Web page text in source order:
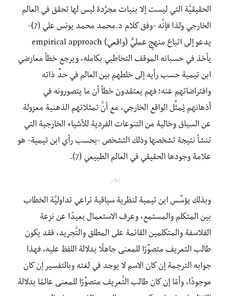
الحقيقيَّة التي ليست إلا بنيات مجرَّدة ليس لها تحقق في العالم
الخارجي ولذا فإنَّه -وفق كلام د.محمد محمد يونس علي (7)-
يدعو إلى اتباع منهجٍ عمليٍّ (واقعي) empirical approach
يأخذ في حسبانه الموقف التخاطبي بكامله، ويرجع خطأ معارضي
ابن تيمية حسب رأيه إلى خلطهم بين العالم في حدِّ ذاته
وافتراضاتهم عنه؛ فهم يعتقدون خطأ أن ما يتصورونه في
أذهانهم يُمثِّل الواقع الخارجي، مع أنَّ تمثلاتهم الذهنية معزولة
عن السياق وخالية من التنوعات الفردية للأشياء الخارجية التي
تنشأ نتيجة تشخصها وذلك التشخص -بحسب رأي ابن تيمية- هو
علامة وجودها الحقيقي في العالم الطبيعي (7).
إعلان
وبذلك يؤسِّس ابن تيمية لنظرية سياقية تراعي تداوليَّة الخطاب
بين المتكلم والمستمع، وعرف الاستعمال بعيدًا عن نزعة
الفلاسفة والمتكلمين القائمة على المطلق والتَّجريد، فقد يكون
طالب التعريف متصوِّرًا للمعنی جاهلًا بدلالة اللفظ عليه، فهذا
جوابه الترجمة إن كان الاسم لا يوجد في لغته وبالتفسير إن كان
موجودًا، وأمّا إن كان طالب التَّعريف متصوِّرًا للمعنی عالمًا بدلالة